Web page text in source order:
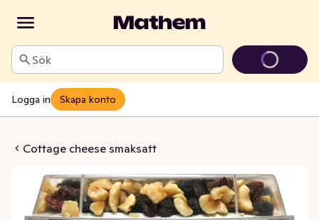
Sök
Logga in Skapa konto
Cottage cheese smaksatt
Blåbär & Tranbär 6,5%